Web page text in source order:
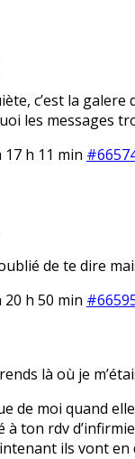
c’est la
les messages
17 h 11 min
de te dire
20 h 50 min
là où je
de moi quand
à ton rdv
ils vont